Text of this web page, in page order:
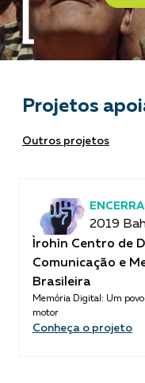
Projetos
Outros projetos
2019
Ìrohìn Centro de
Comunicação e
Brasileira
Memória Digital: Um
motor
Conheça o projeto